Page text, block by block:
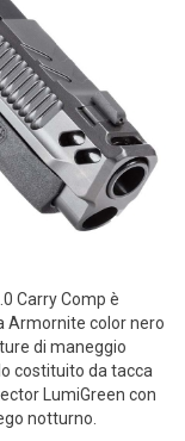
Carry Comp è
Armornite color nero
di maneggio
costituito da tacca
LumiGreen con
notturno.